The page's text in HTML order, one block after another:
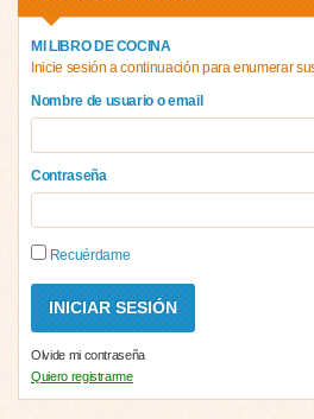
MI LIBRO DE COCINA
Inicie sesión a continuación para enumerar
Nombre de usuario o email
Contraseña
Recuérdame
Olvide mi contraseña
Quiero registrarme